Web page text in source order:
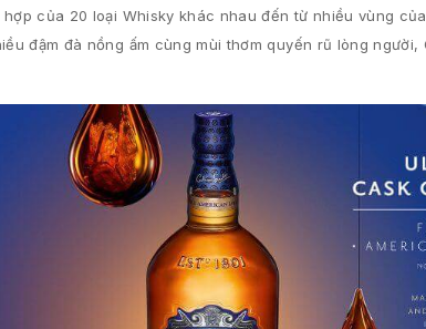
của 20 loại Whisky khác nhau đến từ nhiều vùng
đậm đà nồng ấm cùng mùi thơm quyến rũ lòng